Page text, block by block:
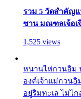
รวม 5 วัดสำคัญแ
ซาน มณฑลเจ้อเ
1,525 views
หนานไห่กวนอิม
องค์เจ้าแม่กวนอิ
อยู่ริมทะเล ไม่ไ